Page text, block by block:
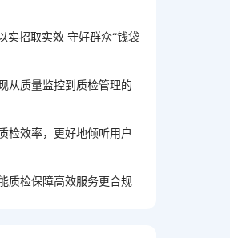
实招取实效 守好群众“钱袋
从质量监控到质检管理的
检效率，更好地倾听用户
质检保障高效服务更合规